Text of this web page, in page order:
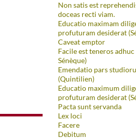
Non satis est
doceas recti viam.
Educatio maximam
profuturam desiderat
Caveat emptor
Facile est teneros
Sénèque)
Emendatio pars
(Quintilien)
Educatio maximum
profuturam desiderat
Pacta sunt servanda
Lex loci
Facere
Debitum